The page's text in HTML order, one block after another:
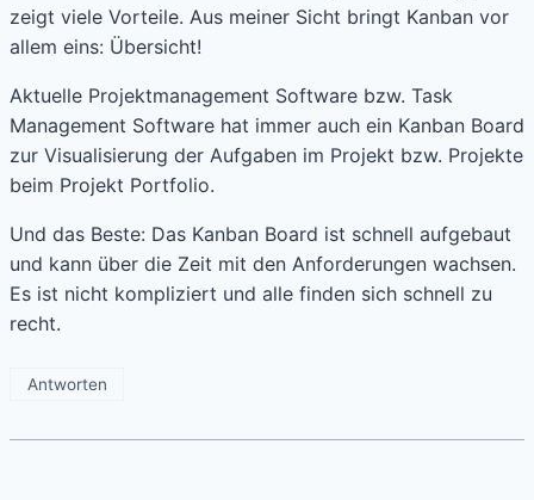
zeigt viele Vorteile. Aus meiner Sicht bringt Kanban vor
allem eins: Übersicht!
Aktuelle Projektmanagement Software bzw. Task
Management Software hat immer auch ein Kanban Board
zur Visualisierung der Aufgaben im Projekt bzw. Projekte
beim Projekt Portfolio.
Und das Beste: Das Kanban Board ist schnell aufgebaut
und kann über die Zeit mit den Anforderungen wachsen.
Es ist nicht kompliziert und alle finden sich schnell zu
recht.
Antworten